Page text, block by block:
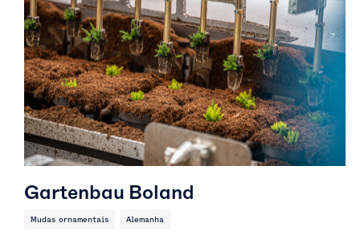
Gartenbau Boland
Mudas ornamentais Alemanha